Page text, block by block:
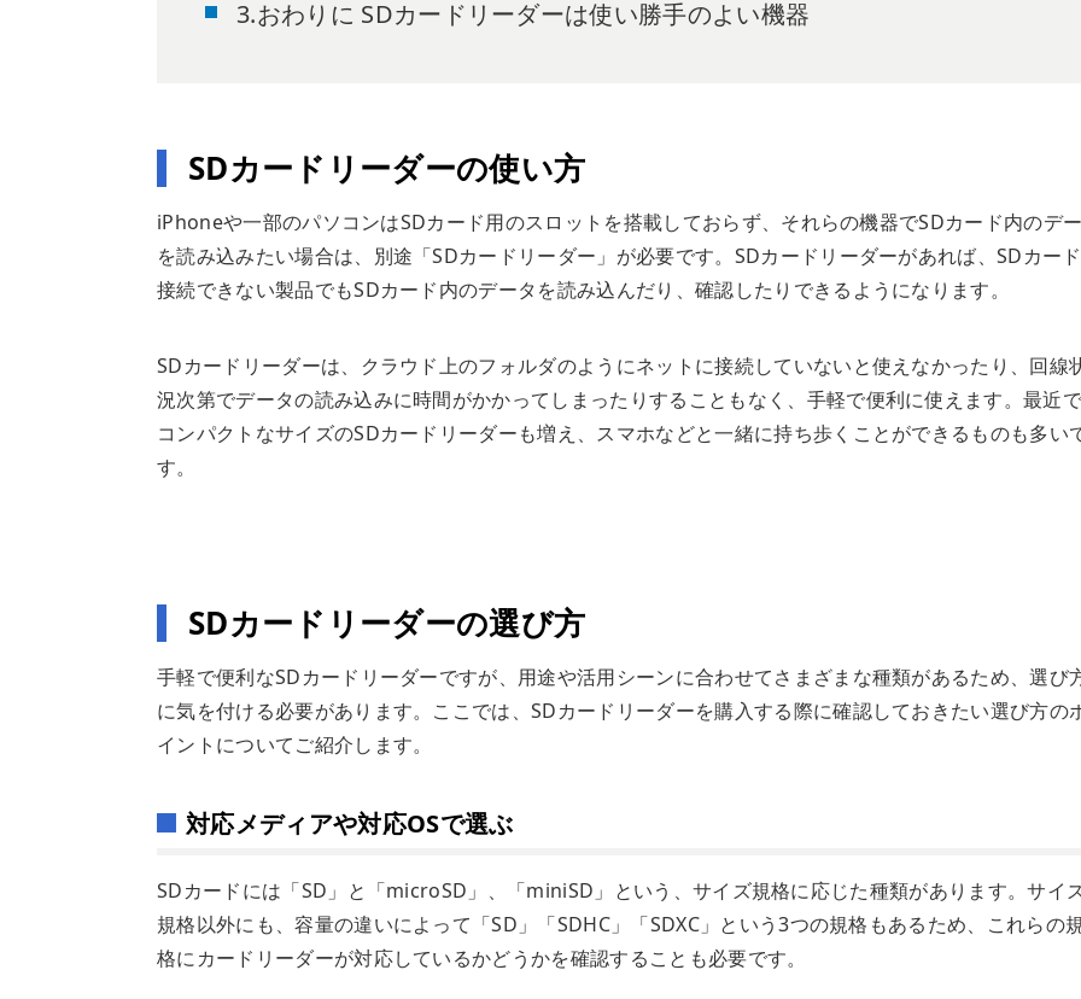
3.おわりに SDカードリーダーは使い勝手のよい機器
SDカードリーダーの使い方
iPhoneや一部のパソコンはSDカード用のスロットを搭載しておらず、それらの機器でSDカード内のデ
を読み込みたい場合は、別途「SDカードリーダー」が必要です。SDカードリーダーがあれば、SDカー
接続できない製品でもSDカード内のデータを読み込んだり、確認したりできるようになります。
SDカードリーダーは、クラウド上のフォルダのようにネットに接続していないと使えなかったり、回線
況次第でデータの読み込みに時間がかかってしまったりすることもなく、手軽で便利に使えます。最近
コンパクトなサイズのSDカードリーダーも増え、スマホなどと一緒に持ち歩くことができるものも多い
す。
SDカードリーダーの選び方
手軽で便利なSDカードリーダーですが、用途や活用シーンに合わせてさまざまな種類があるため、選び
に気を付ける必要があります。ここでは、SDカードリーダーを購入する際に確認しておきたい選び方の
イントについてご紹介します。
対応メディアや対応OSで選ぶ
SDカードには「SD」と「microSD」、「miniSD」という、サイズ規格に応じた種類があります。サイ
規格以外にも、容量の違いによって「SD」「SDHC」「SDXC」という3つの規格もあるため、これらの
格にカードリーダーが対応しているかどうかを確認することも必要です。